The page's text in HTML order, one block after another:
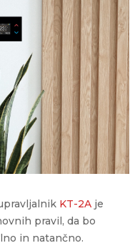
KT-2A je
pravil, da bo
in natančno.